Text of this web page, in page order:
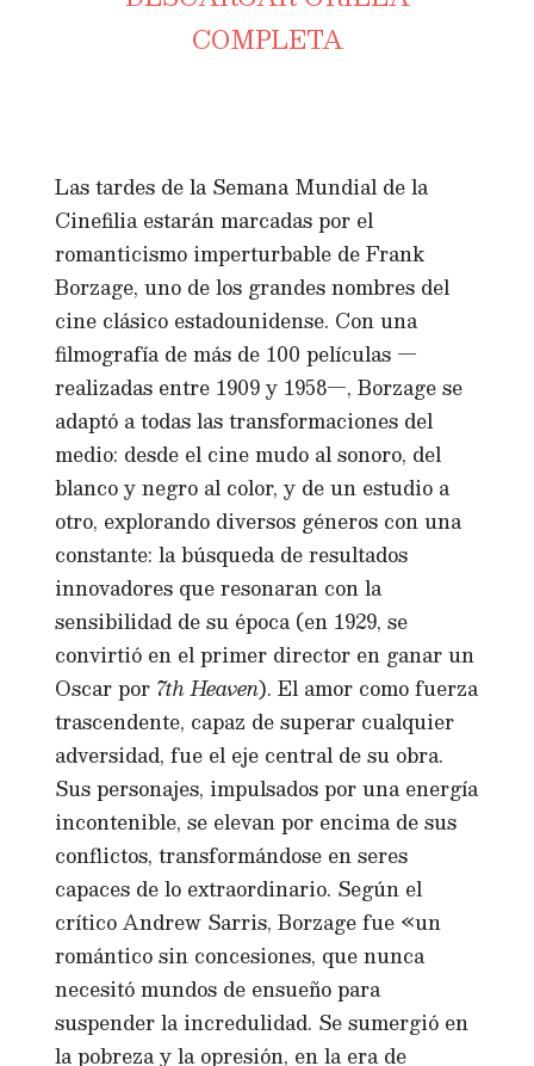
COMPLETA
Las tardes de la Semana Mundial de la
Cinefilia estarán marcadas por el
romanticismo imperturbable de Frank
Borzage, uno de los grandes nombres del
cine clásico estadounidense. Con una
filmografía de más de 100 películas —
realizadas entre 1909 y 1958—, Borzage se
adaptó a todas las transformaciones del
medio: desde el cine mudo al sonoro, del
blanco y negro al color, y de un estudio a
otro, explorando diversos géneros con una
constante: la búsqueda de resultados
innovadores que resonaran con la
sensibilidad de su época (en 1929, se
convirtió en el primer director en ganar un
Oscar por 7th Heaven). El amor como fuerza
trascendente, capaz de superar cualquier
adversidad, fue el eje central de su obra.
Sus personajes, impulsados por una energía
incontenible, se elevan por encima de sus
conflictos, transformándose en seres
capaces de lo extraordinario. Según el
crítico Andrew Sarris, Borzage fue «un
romántico sin concesiones, que nunca
necesitó mundos de ensueño para
suspender la incredulidad. Se sumergió en
la pobreza y la opresión, en la era de